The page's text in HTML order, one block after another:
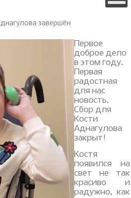
завершён
Первое
доброе дело
в этом году.
Первая
радостная
для нас
новость.
Сбор для
Кости
Аднагулова
закрыт!
Костя
появился на
свет не так
красиво и
радужно, как